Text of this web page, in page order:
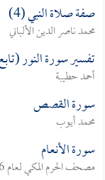
صفة صلاة النبي (4)
محمد ناصر الدين الألباني
تفسير سورة النور (تابع)
أحمد حطيبة
سورة القصص
محمد أيوب
سورة الأنعام
مصحف الحرم المكي لعام 1426هـ